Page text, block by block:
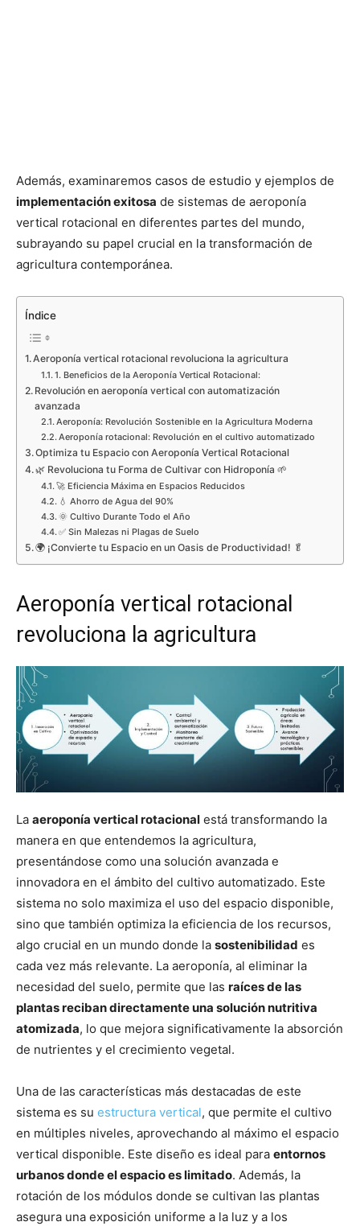
Además, examinaremos casos de estudio y ejemplos de
implementación exitosa de sistemas de aeroponía
vertical rotacional en diferentes partes del mundo,
subrayando su papel crucial en la transformación de
agricultura contemporánea.
Índice
Aeroponía vertical rotacional revoluciona la agricultura
1. Beneficios de la Aeroponía Vertical Rotacional:
Revolución en aeroponía vertical con automatización
avanzada
Aeroponía: Revolución Sostenible en la Agricultura Moderna
Aeroponía rotacional: Revolución en el cultivo automatizado
Optimiza tu Espacio con Aeroponía Vertical Rotacional
🌿 Revoluciona tu Forma de Cultivar con Hidroponía 🌱
🚀 Eficiencia Máxima en Espacios Reducidos
💧 Ahorro de Agua del 90%
🌞 Cultivo Durante Todo el Año
✅ Sin Malezas ni Plagas de Suelo
🌍 ¡Convierte tu Espacio en un Oasis de Productividad! 🥬
Aeroponía vertical rotacional
revoluciona la agricultura
La aeroponía vertical rotacional está transformando la
manera en que entendemos la agricultura,
presentándose como una solución avanzada e
innovadora en el ámbito del cultivo automatizado. Este
sistema no solo maximiza el uso del espacio disponible,
sino que también optimiza la eficiencia de los recursos,
algo crucial en un mundo donde la sostenibilidad es
cada vez más relevante. La aeroponía, al eliminar la
necesidad del suelo, permite que las raíces de las
plantas reciban directamente una solución nutritiva
atomizada, lo que mejora significativamente la absorción
de nutrientes y el crecimiento vegetal.
Una de las características más destacadas de este
sistema es su estructura vertical, que permite el cultivo
en múltiples niveles, aprovechando al máximo el espacio
vertical disponible. Este diseño es ideal para entornos
urbanos donde el espacio es limitado. Además, la
rotación de los módulos donde se cultivan las plantas
asegura una exposición uniforme a la luz y a los